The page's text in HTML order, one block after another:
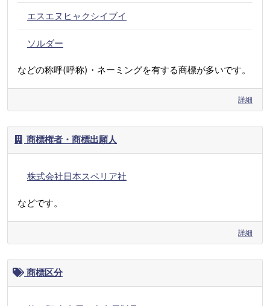
エスエヌヒャクシイブイ
ソルダー
などの称呼(呼称)・ネーミングを有する商標が多いです。
詳細
商標権者・商標出願人
株式会社日本スペリア社
などです。
詳細
商標区分